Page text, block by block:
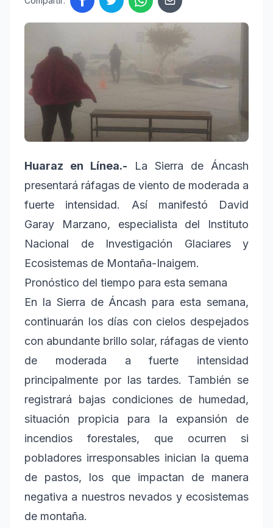
Huaraz en Línea.- La Sierra de Áncash
presentará ráfagas de viento de moderada a
fuerte intensidad. Así manifestó David
Garay Marzano, especialista del Instituto
Nacional de Investigación Glaciares y
Ecosistemas de Montaña-Inaigem.
Pronóstico del tiempo para esta semana
En la Sierra de Áncash para esta semana,
continuarán los días con cielos despejados
con abundante brillo solar, ráfagas de viento
de moderada a fuerte intensidad
principalmente por las tardes. También se
registrará bajas condiciones de humedad,
situación propicia para la expansión de
incendios forestales, que ocurren si
pobladores irresponsables inician la quema
de pastos, los que impactan de manera
negativa a nuestros nevados y ecosistemas
de montaña.